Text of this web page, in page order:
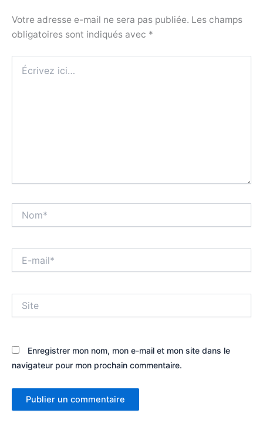
Votre adresse e-mail ne sera pas publiée. Les champs
obligatoires sont indiqués avec *
ici…
mail*
Enregistrer mon nom, mon e-mail et mon site dans le
navigateur pour mon prochain commentaire.